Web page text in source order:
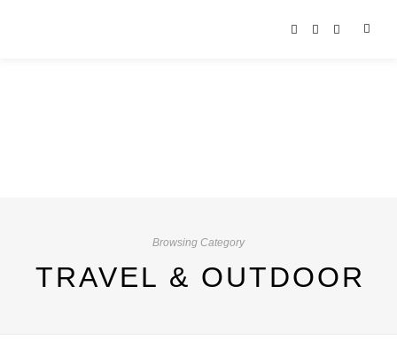
Browsing Category
TRAVEL & OUTDOOR